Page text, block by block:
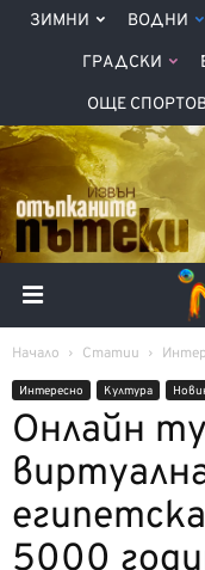
ЗИМНИ ВОДНИ
ГРАДСКИ
ОЩЕ
Начало Статии
Интерeсно Култура
Онлайн
5000